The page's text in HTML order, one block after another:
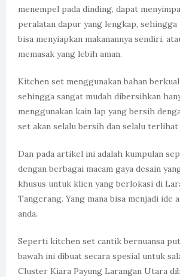
menempel pada dinding, dapat
peralatan dapur yang lengkap, sehingga
bisa menyiapkan makanannya sendiri,
memasak yang lebih aman.
Kitchen set menggunakan bahan
sehingga sangat mudah dibersihkan
menggunakan kain lap yang bersih
set akan selalu bersih dan selalu
Dan pada artikel ini adalah kumpulan
dengan berbagai macam gaya desain
khusus untuk klien yang berlokasi di
Tangerang. Yang mana bisa menjadi ide
anda.
Seperti kitchen set cantik bernuansa
bawah ini dibuat secara spesial untuk
Cluster Kiara Payung Larangan Utara